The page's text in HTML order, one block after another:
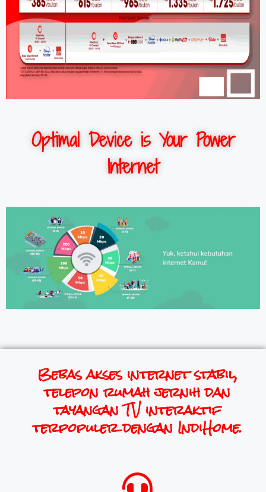
Optimal Device is Your Power
Internet
Bebas akses internet stabil,
telepon rumah jernih dan
tayangan TV interaktif
terpopuler dengan IndiHome.